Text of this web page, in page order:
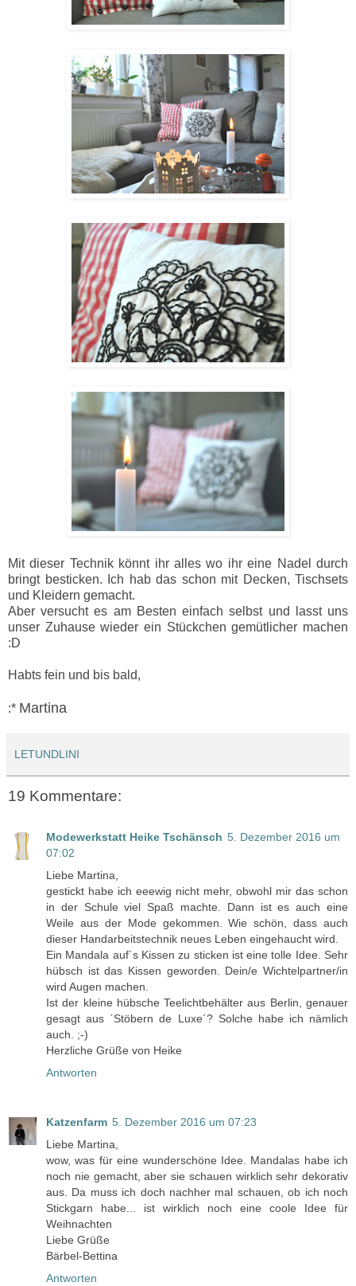
Mit dieser Technik könnt ihr alles wo ihr eine Nadel durch
bringt besticken. Ich hab das schon mit Decken, Tischsets
und Kleidern gemacht.
Aber versucht es am Besten einfach selbst und lasst uns
unser Zuhause wieder ein Stückchen gemütlicher machen
:D
Habts fein und bis bald,
:* Martina
LETUNDLINI
19 Kommentare:
Modewerkstatt Heike Tschänsch 5. Dezember 2016 um
07:02
Liebe Martina,
gestickt habe ich eeewig nicht mehr, obwohl mir das schon
in der Schule viel Spaß machte. Dann ist es auch eine
Weile aus der Mode gekommen. Wie schön, dass auch
dieser Handarbeitstechnik neues Leben eingehaucht wird.
Ein Mandala auf´s Kissen zu sticken ist eine tolle Idee. Sehr
hübsch ist das Kissen geworden. Dein/e Wichtelpartner/in
wird Augen machen.
Ist der kleine hübsche Teelichtbehälter aus Berlin, genauer
gesagt aus `Stöbern de Luxe´? Solche habe ich nämlich
auch. ;-)
Herzliche Grüße von Heike
Antworten
Katzenfarm 5. Dezember 2016 um 07:23
Liebe Martina,
wow, was für eine wunderschöne Idee. Mandalas habe ich
noch nie gemacht, aber sie schauen wirklich sehr dekorativ
aus. Da muss ich doch nachher mal schauen, ob ich noch
Stickgarn habe... ist wirklich noch eine coole Idee für
Weihnachten
Liebe Grüße
Bärbel-Bettina
Antworten